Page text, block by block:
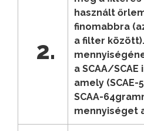
2.
használt
finomabbra
a filter
a SCAA/
amely
SCAA-
mennyiséget